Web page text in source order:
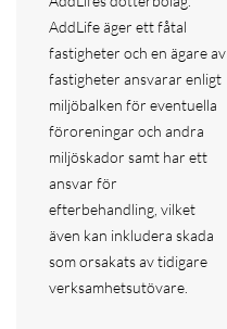
AddLife äger ett fåtal
fastigheter och en ägare av
fastigheter ansvarar enligt
miljöbalken för eventuella
föroreningar och andra
miljöskador samt har ett
ansvar för
efterbehandling, vilket
även kan inkludera skada
som orsakats av tidigare
verksamhetsutövare.